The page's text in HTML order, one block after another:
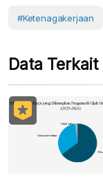
#Ketenagakerjaan
Data Terkait